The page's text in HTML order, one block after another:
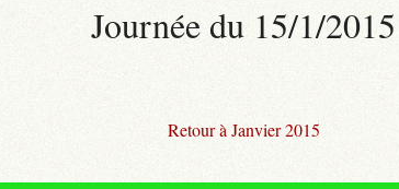
Journée du 15/1/2015
Retour à Janvier 2015